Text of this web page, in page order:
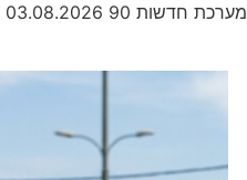
מערכת חדשות 90 03.08.2026